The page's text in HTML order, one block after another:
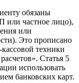
обязаны
или частное лицо),
или
Это прописано
техники
Статья 5
использовать
банковских карт.